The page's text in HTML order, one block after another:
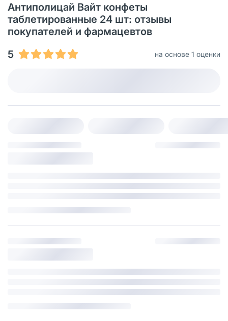
Антиполицай Вайт конфеты
таблетированные 24 шт: отзывы
покупателей и фармацевтов
5
на основе 1 оценки